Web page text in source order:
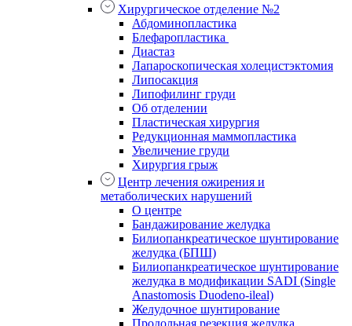
Хирургическое отделение №2
Абдоминопластика
Блефаропластика
Диастаз
Лапароскопическая холецистэктомия
Липосакция
Липофилинг груди
Об отделении
Пластическая хирургия
Редукционная маммопластика
Увеличение груди
Хирургия грыж
Центр лечения ожирения и
метаболических нарушений
О центре
Бандажирование желудка
Билиопанкреатическое шунтирование
желудка (БПШ)
Билиопанкреатическое шунтирование
желудка в модификации SADI (Single
Anastomosis Duodeno-ileal)
Желудочное шунтирование